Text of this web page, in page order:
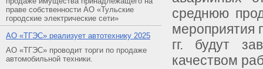
праве собственности АО «Тульские
городские электрические сети»
АO «ТГЭС» реализует автотехнику 2025
АО «ТГЭС» проводит торги по продаже
автомобильной техники.
среднюю
мероприятия
гг. будут
качеством